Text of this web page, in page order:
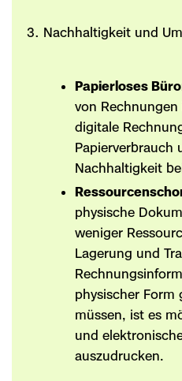
Nachhaltigkeit und
Papierloses
von
digitale
Papierverbrauch
Nachhaltigkeit
physische
weniger
Lagerung und
physischer Form
müssen, ist es
und
auszudrucken.